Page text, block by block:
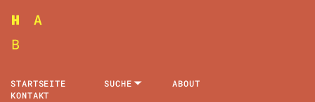
STARTSEITE SUCHE
ABOUT
KONTAKT